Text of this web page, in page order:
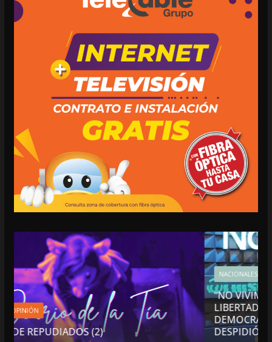
NACIONALES OPINIÓN
“NO VIVIMOS BUENOS TIEMPOS PARA LA
LIBERTAD DE EXPRESIÓN NI PARA LA
DEMOCRACIA EN MÉXICO”: LUIS
DESPIDIÓ DE MVS